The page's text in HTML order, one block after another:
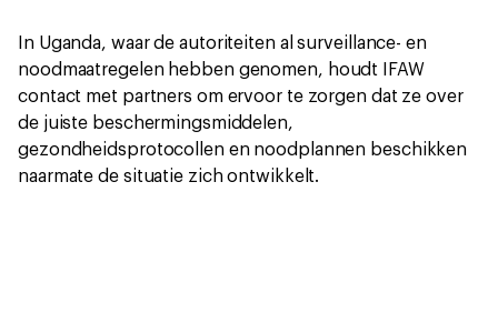
In Uganda, waar de autoriteiten al surveillance- en
noodmaatregelen hebben genomen, houdt IFAW
contact met partners om ervoor te zorgen dat ze over
de juiste beschermingsmiddelen,
gezondheidsprotocollen en noodplannen beschikken
naarmate de situatie zich ontwikkelt.